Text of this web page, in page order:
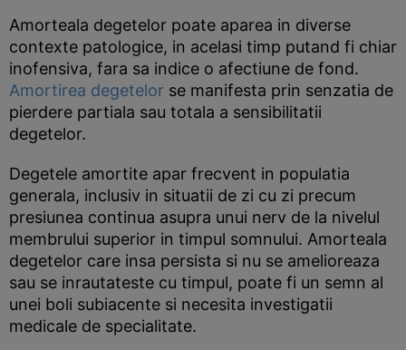
Amorteala degetelor poate aparea in diverse
contexte patologice, in acelasi timp putand fi chiar
inofensiva, fara sa indice o afectiune de fond.
Amortirea degetelor se manifesta prin senzatia de
pierdere partiala sau totala a sensibilitatii
degetelor.
Degetele amortite apar frecvent in populatia
generala, inclusiv in situatii de zi cu zi precum
presiunea continua asupra unui nerv de la nivelul
membrului superior in timpul somnului. Amorteala
degetelor care insa persista si nu se amelioreaza
sau se inrautateste cu timpul, poate fi un semn al
unei boli subiacente si necesita investigatii
medicale de specialitate.